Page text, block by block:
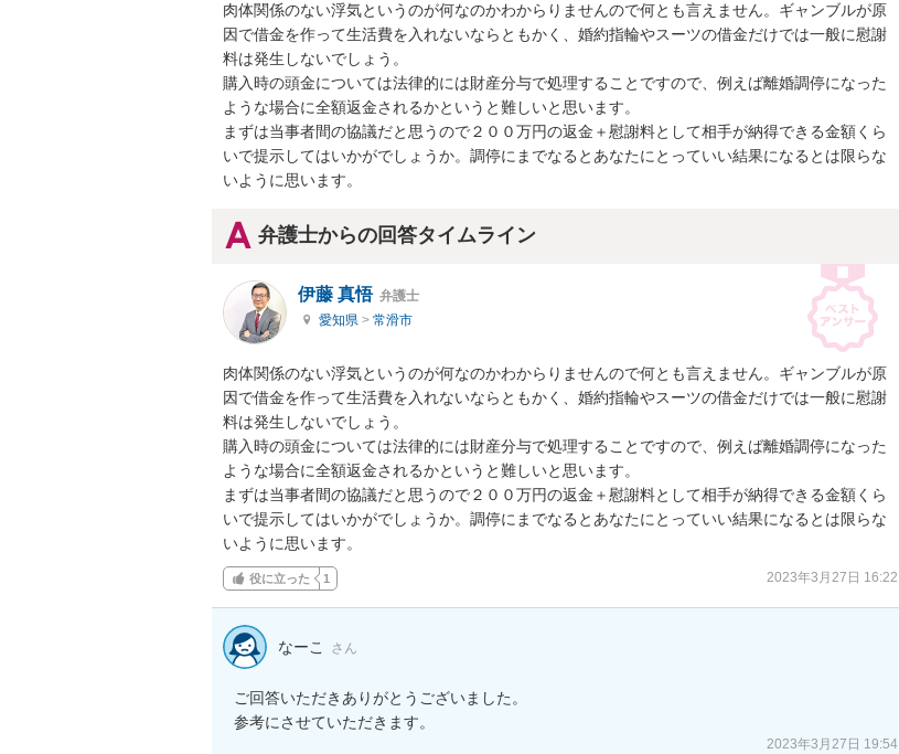
肉体関係のない浮気というのが何なのかわからりませんので何とも言えません。ギャンブルが原
因で借金を作って生活費を入れないならともかく、婚約指輪やスーツの借金だけでは一般に慰謝
料は発生しないでしょう。
購入時の頭金については法律的には財産分与で処理することですので、例えば離婚調停になった
ような場合に全額返金されるかというと難しいと思います。
まずは当事者間の協議だと思うので２００万円の返金＋慰謝料として相手が納得できる金額くら
いで提示してはいかがでしょうか。調停にまでなるとあなたにとっていい結果になるとは限らな
いように思います。
弁護士からの回答タイムライン
伊藤 真悟 弁護士
愛知県 > 常滑市
肉体関係のない浮気というのが何なのかわからりませんので何とも言えません。ギャンブルが原
因で借金を作って生活費を入れないならともかく、婚約指輪やスーツの借金だけでは一般に慰謝
料は発生しないでしょう。
購入時の頭金については法律的には財産分与で処理することですので、例えば離婚調停になった
ような場合に全額返金されるかというと難しいと思います。
まずは当事者間の協議だと思うので２００万円の返金＋慰謝料として相手が納得できる金額くら
いで提示してはいかがでしょうか。調停にまでなるとあなたにとっていい結果になるとは限らな
いように思います。
役に立った 1 2023年3月27日 16:22
なーこ さん
ご回答いただきありがとうございました。
参考にさせていただきます。
2023年3月27日 19:54